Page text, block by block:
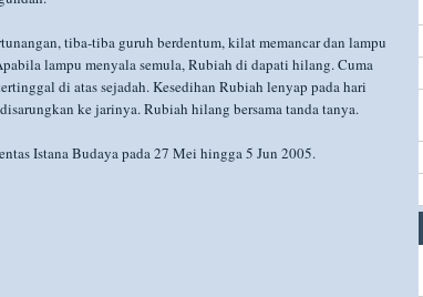
tiba-tiba guruh berdentum, kilat memancar dan lampu
lampu menyala semula, Rubiah di dapati hilang. Cuma
di atas sejadah. Kesedihan Rubiah lenyap pada hari
ke jarinya. Rubiah hilang bersama tanda tanya.
Istana Budaya pada 27 Mei hingga 5 Jun 2005.